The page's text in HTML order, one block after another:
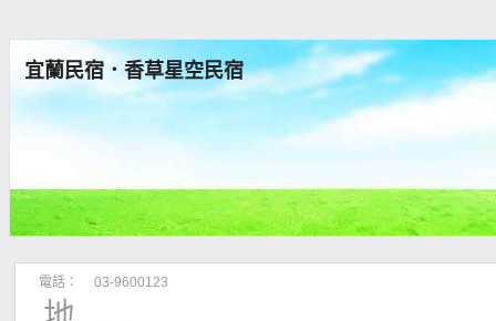
宜蘭民宿．香草星空民宿
電話： 03-9600123